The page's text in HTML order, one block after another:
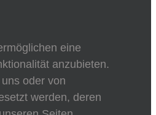
eine
anzubieten.
oder von
werden, deren